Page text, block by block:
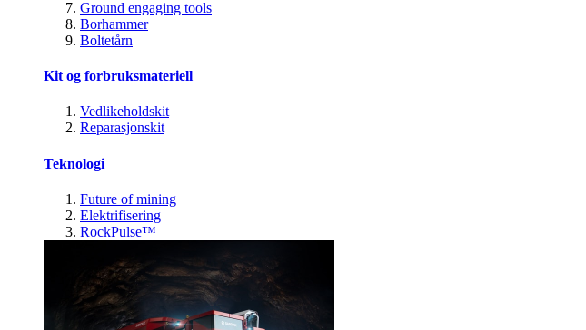
Ground engaging tools
Borhammer
Boltetårn
Kit og forbruksmateriell
Vedlikeholdskit
Reparasjonskit
Teknologi
Future of mining
Elektrifisering
RockPulse™